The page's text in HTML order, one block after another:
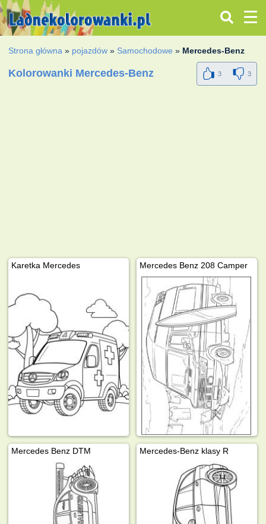
Strona główna » pojazdów » Samochodowe » Mercedes-Benz
Kolorowanki Mercedes-Benz 3 3
Karetka Mercedes Mercedes Benz 208 Camper
Mercedes Benz DTM Mercedes-Benz klasy R